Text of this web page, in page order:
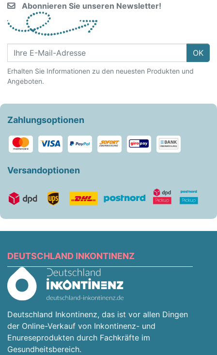
Abonnieren Sie unseren Newsletter!
OK
Erhalten Sie Informationen zu den neuesten Produkten und
Angeboten.
Zahlungsoptionen
Versandoptionen
DEUTSCHLAND INKONTINENZ
Deutschland Inkontinenz, das ist vor allen Dingen
der Online-Verkauf von Inkontinenz- und
Enureseprodukten durch Fachkräfte im
Gesundheitsbereich.